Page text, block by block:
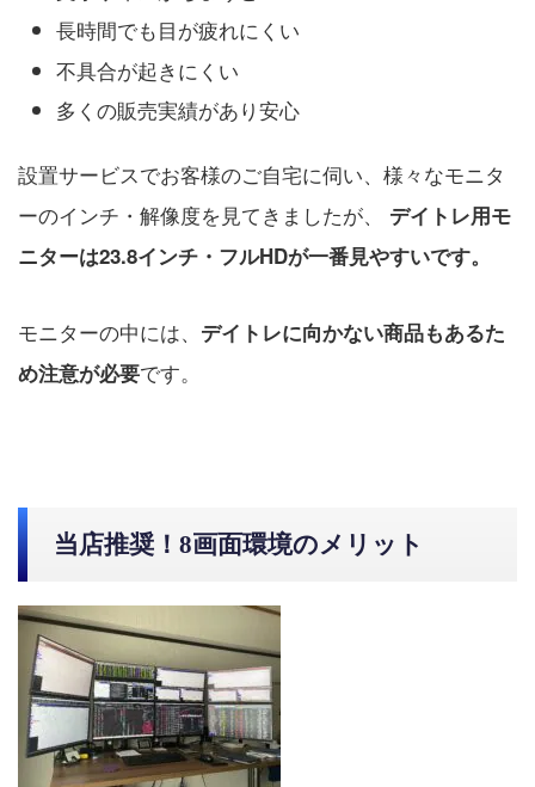
長時間でも目が疲れにくい
不具合が起きにくい
多くの販売実績があり安心
設置サービスでお客様のご自宅に伺い、様々なモニタ
ーのインチ・解像度を見てきましたが、 デイトレ用モ
ニターは23.8インチ・フルHDが一番見やすいです。
モニターの中には、 デイトレに向かない商品もあるた
め注意が必要です。
当店推奨！8画面環境のメリット